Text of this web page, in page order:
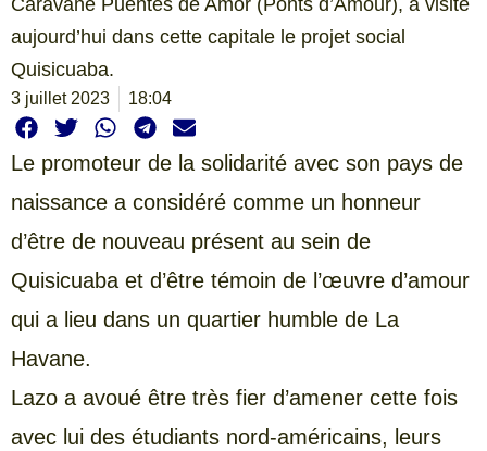
Caravane Puentes de Amor (Ponts d’Amour), a visité
aujourd’hui dans cette capitale le projet social
Quisicuaba.
3 juillet 2023 18:04
Le promoteur de la solidarité avec son pays de
naissance a considéré comme un honneur
d’être de nouveau présent au sein de
Quisicuaba et d’être témoin de l’œuvre d’amour
qui a lieu dans un quartier humble de La
Havane.
Lazo a avoué être très fier d’amener cette fois
avec lui des étudiants nord-américains, leurs